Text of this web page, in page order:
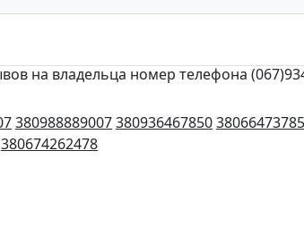
на владельца номер телефона
380988889007380936467850
380674262478